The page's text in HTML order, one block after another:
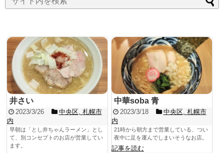
井さい
2023/3/26 中央区, 札幌市
内
早朝は「とし井ちゃんラーメン」とし
て、別コンセプトのお店が営業してい
ます。
中華soba 青
2023/3/18 中央区, 札幌市
内
21時から朝方まで営業している、つい
夜中に足を運んでしまいそうなお店。
記事を読む